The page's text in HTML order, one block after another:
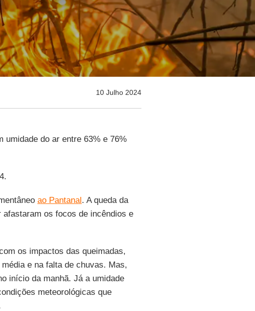
10 Julho 2024
umidade do ar entre 63% e 76%
ao Pantanal. A queda da
os focos de incêndios e
os impactos das queimadas,
e na falta de chuvas. Mas,
início da manhã. Já a umidade
meteorológicas que